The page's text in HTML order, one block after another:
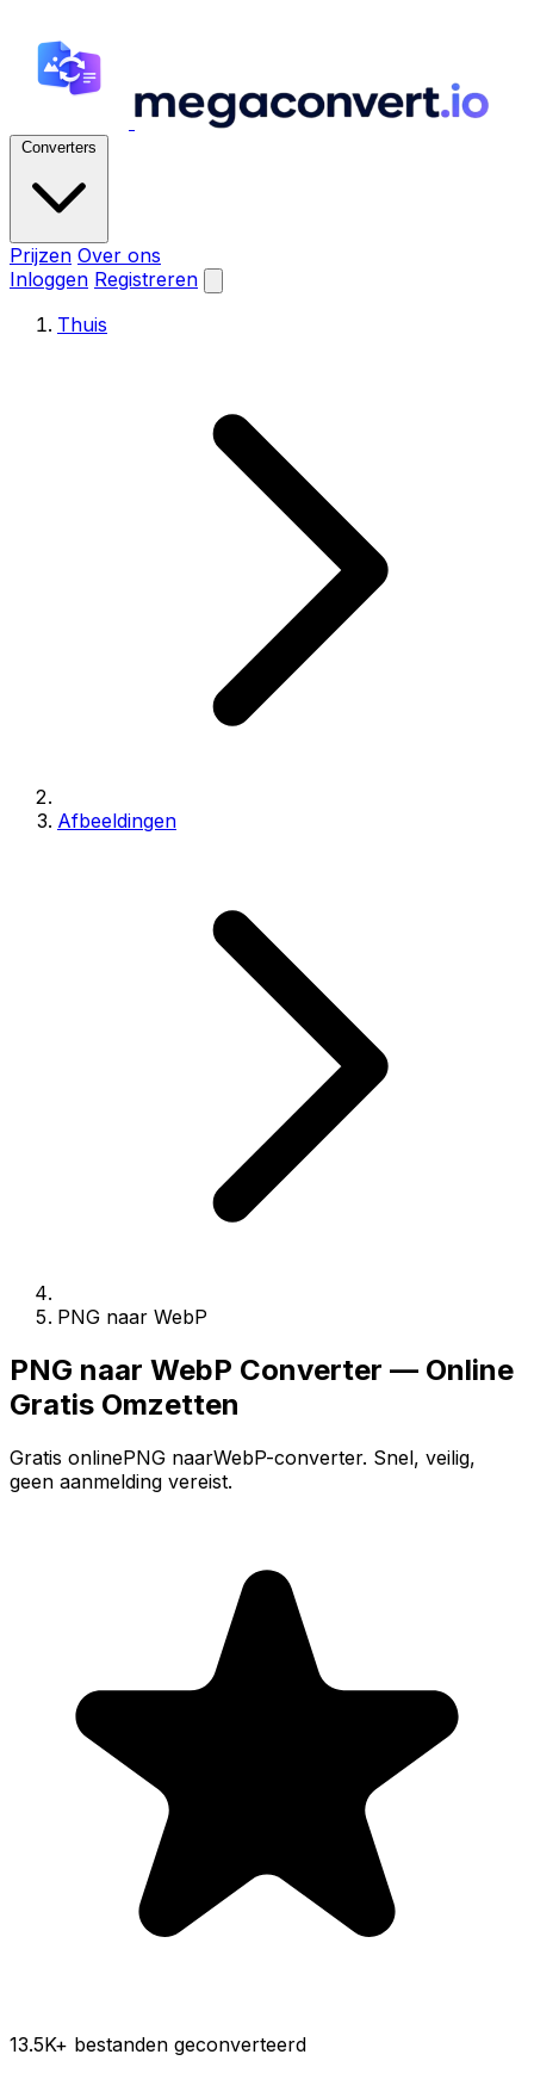
Converters
Prijzen Over ons
Inloggen Registreren
Thuis
Afbeeldingen
PNG naar WebP
PNG naar WebP Converter — Online
Gratis Omzetten
Gratis onlinePNG naarWebP-converter. Snel, veilig,
geen aanmelding vereist.
13.5K+ bestanden geconverteerd